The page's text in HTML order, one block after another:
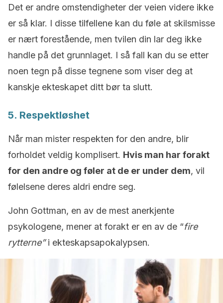
Det er andre omstendigheter der veien videre ikke
er så klar. I disse tilfellene kan du føle at skilsmisse
er nært forestående, men tvilen din lar deg ikke
handle på det grunnlaget. I så fall kan du se etter
noen tegn på disse tegnene som viser deg at
kanskje ekteskapet ditt bør ta slutt.
5. Respektløshet
Når man mister respekten for den andre, blir
forholdet veldig komplisert. Hvis man har forakt
for den andre og føler at de er under dem, vil
følelsene deres aldri endre seg.
John Gottman, en av de mest anerkjente
psykologene, mener at forakt er en av de “fire
rytterne”i ekteskapsapokalypsen.